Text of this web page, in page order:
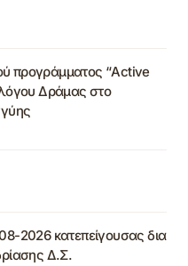
προγράμματος “Active
Δράμας στο
2026 κατεπείγουσας δια
Δ.Σ.